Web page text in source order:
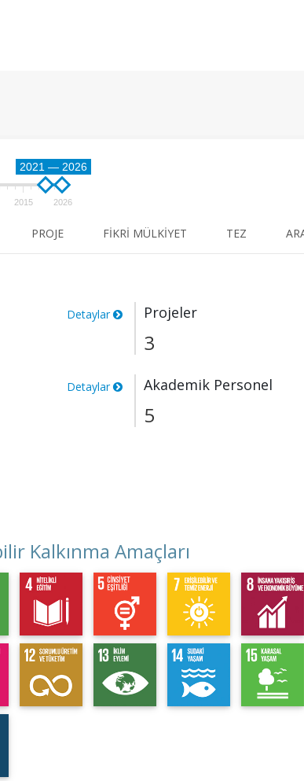
2021 — 2026
2015 2026
PROJE FIKRI MÜLKIYET TEZ
Detaylar Projeler
3
Detaylar Akademik Personel
5
Kalkınma Amaçları